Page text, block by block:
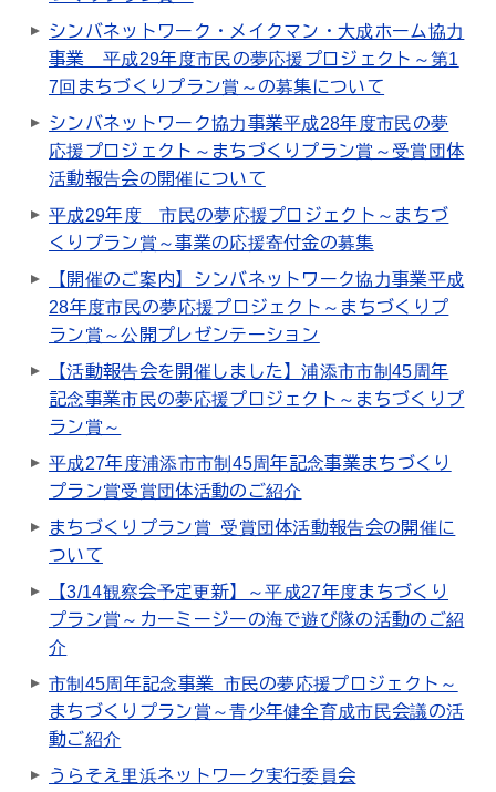
シンバネットワーク・メイクマン・大成ホーム協力
事業 平成29年度市民の夢応援プロジェクト～第1
7回まちづくりプラン賞～の募集について
シンバネットワーク協力事業平成28年度市民の夢
応援プロジェクト～まちづくりプラン賞～受賞団体
活動報告会の開催について
平成29年度 市民の夢応援プロジェクト～まちづ
くりプラン賞～事業の応援寄付金の募集
【開催のご案内】シンバネットワーク協力事業平成
28年度市民の夢応援プロジェクト～まちづくりプ
ラン賞～公開プレゼンテーション
【活動報告会を開催しました】浦添市市制45周年
記念事業市民の夢応援プロジェクト～まちづくりプ
ラン賞～
平成27年度浦添市市制45周年記念事業まちづくり
プラン賞受賞団体活動のご紹介
まちづくりプラン賞 受賞団体活動報告会の開催に
ついて
【3/14観察会予定更新】～平成27年度まちづくり
プラン賞～カーミージーの海で遊び隊の活動のご紹
介
市制45周年記念事業 市民の夢応援プロジェクト～
まちづくりプラン賞～青少年健全育成市民会議の活
動ご紹介
うらそえ里浜ネットワーク実行委員会